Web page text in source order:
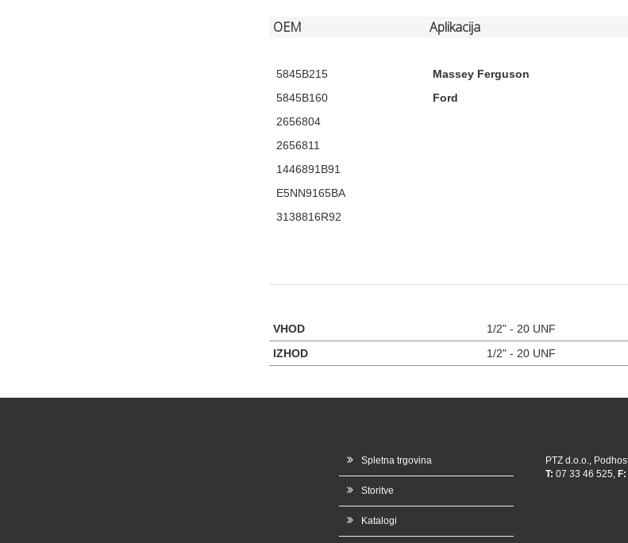
OEM Aplikacija
5845B215 Massey Ferguson
5845B160
Ford
2656804
2656811
1446891B91
E5NN9165BA
3138816R92
VHOD
1/2" - 20 UNF
IZHOD
1/2" - 20 UNF
Spletna trgovina
Storitve
Katalogi
PTZ d.o.o.,
T: 07 33 46 525, F: